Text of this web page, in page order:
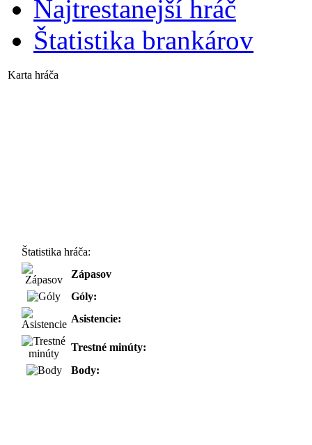
Najtrestanejší hráč
Štatistika brankárov
Karta hráča
Štatistika hráča:
Zápasov
Góly:
Asistencie:
Trestné minúty:
Body: